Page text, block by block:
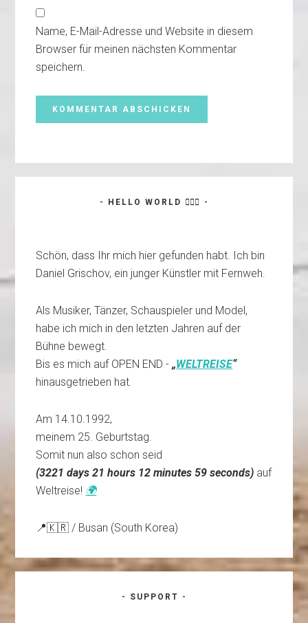
Name, E-Mail-Adresse und Website in diesem
Browser für meinen nächsten Kommentar
speichern.
- HELLO WORLD 🙋🏼‍♂️ -
Schön, dass Ihr mich hier gefunden habt. Ich bin
Daniel Grischov, ein junger Künstler mit Fernweh.
Als Musiker, Tänzer, Schauspieler und Model,
habe ich mich in den letzten Jahren auf der
Bühne bewegt.
Bis es mich auf OPEN END -„WELTREISE“
hinausgetrieben hat.
Am 14.10.1992,
meinem 25. Geburtstag.
Somit nun also schon seid
(3221 days 21 hours 13 minutes 0 second)auf
Weltreise! 🌍
📍🇰🇷 / Busan (South Korea)
- SUPPORT -